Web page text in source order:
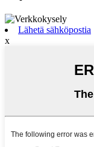
Lähetä sähköpostia
x